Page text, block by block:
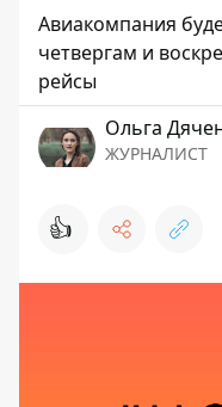
Авиакомпания
четвергам и
рейсы
Ольга
ЖУРНАЛИСТ
👍